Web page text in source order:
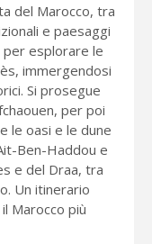
del Marocco, tra
e paesaggi
per esplorare le
immergendosi
Si prosegue
per poi
le oasi e le dune
Ben-Haddou e
e del Draa, tra
Un itinerario
Marocco più